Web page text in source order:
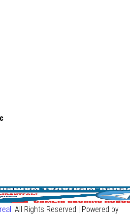
. All Rights Reserved | Powered by